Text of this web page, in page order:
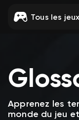
Tous les jeux
Apprenez les
monde du jeu